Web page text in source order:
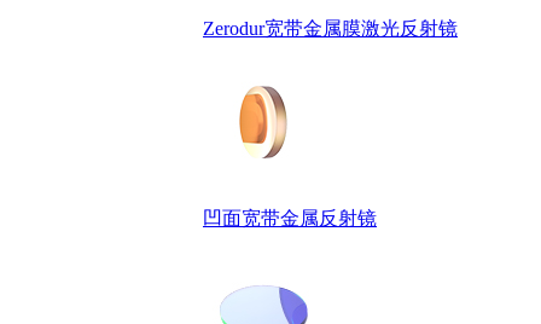
Zerodur宽带金属膜激光反射镜
凹面宽带金属反射镜